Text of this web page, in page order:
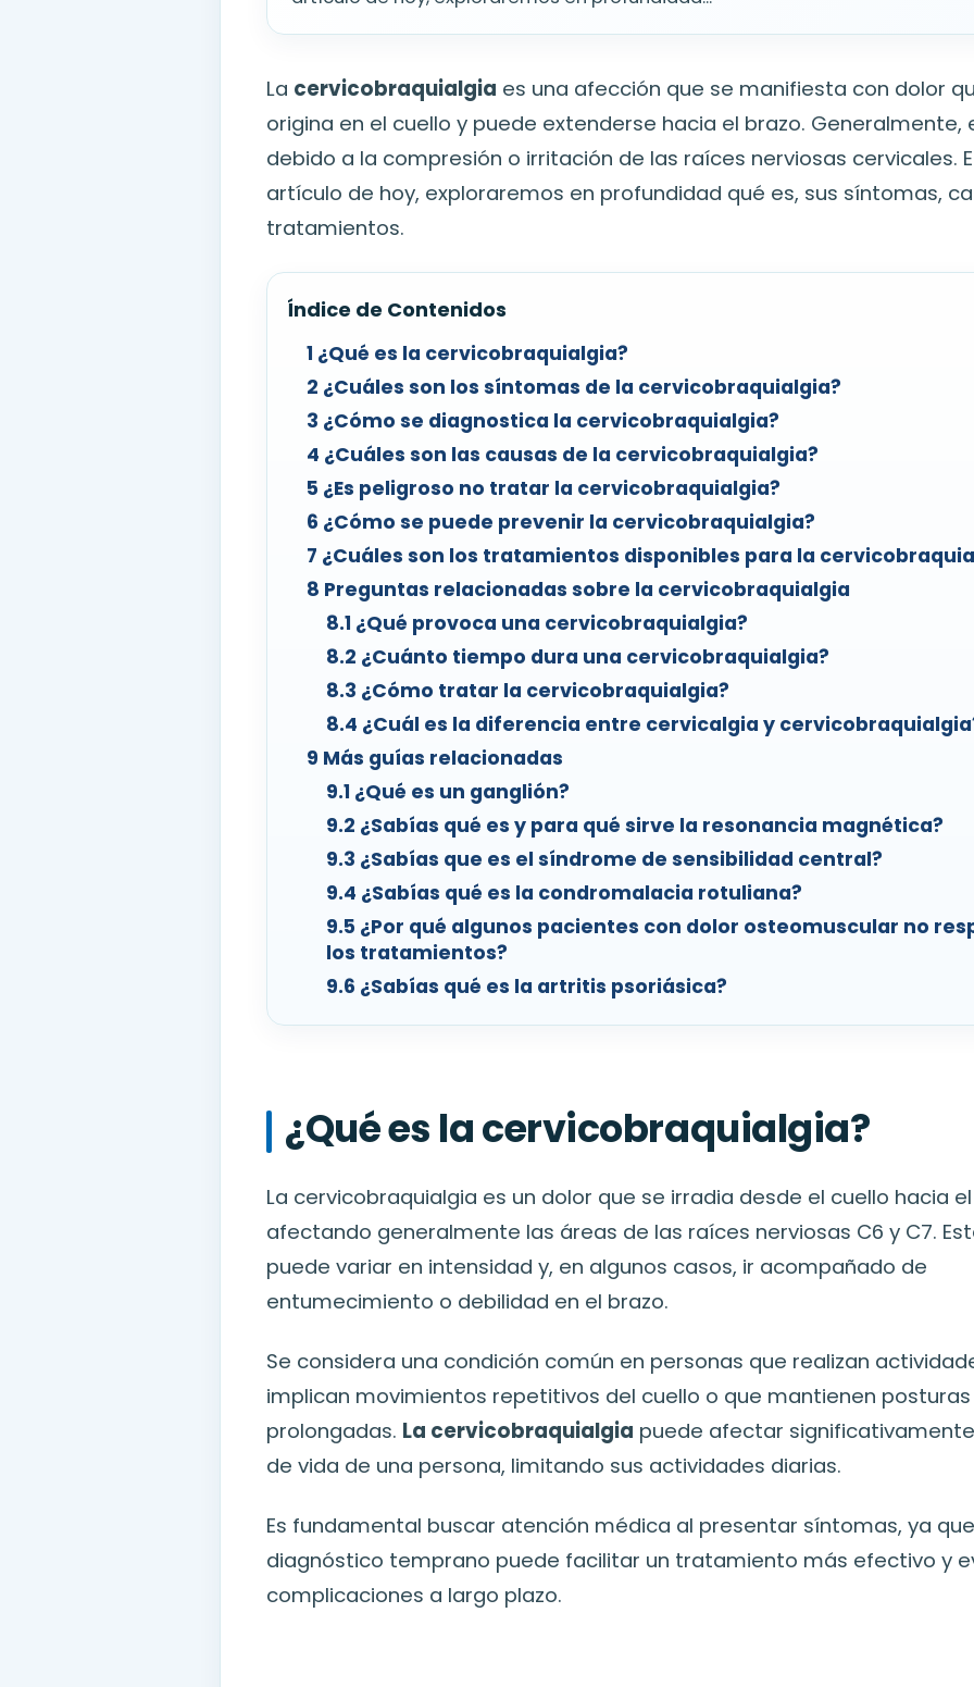
La cervicobraquialgia es una afección que se manifiesta con dolor
origina en el cuello y puede extenderse hacia el brazo. Generalmente,
debido a la compresión o irritación de las raíces nerviosas cervicales.
artículo de hoy, exploraremos en profundidad qué es, sus síntomas,
tratamientos.
Índice de Contenidos
1 ¿Qué es la cervicobraquialgia?
2 ¿Cuáles son los síntomas de la cervicobraquialgia?
3 ¿Cómo se diagnostica la cervicobraquialgia?
4 ¿Cuáles son las causas de la cervicobraquialgia?
5 ¿Es peligroso no tratar la cervicobraquialgia?
6 ¿Cómo se puede prevenir la cervicobraquialgia?
7 ¿Cuáles son los tratamientos disponibles para la
8 Preguntas relacionadas sobre la cervicobraquialgia
8.1 ¿Qué provoca una cervicobraquialgia?
8.2 ¿Cuánto tiempo dura una cervicobraquialgia?
8.3 ¿Cómo tratar la cervicobraquialgia?
8.4 ¿Cuál es la diferencia entre cervicalgia y
9 Más guías relacionadas
9.1 ¿Qué es un ganglión?
9.2 ¿Sabías qué es y para qué sirve la resonancia magnética?
9.3 ¿Sabías que es el síndrome de sensibilidad central?
9.4 ¿Sabías qué es la condromalacia rotuliana?
9.5 ¿Por qué algunos pacientes con dolor osteomuscular no
los tratamientos?
9.6 ¿Sabías qué es la artritis psoriásica?
¿Qué es la cervicobraquialgia?
La cervicobraquialgia es un dolor que se irradia desde el cuello hacia
afectando generalmente las áreas de las raíces nerviosas C6 y C7.
puede variar en intensidad y, en algunos casos, ir acompañado de
entumecimiento o debilidad en el brazo.
Se considera una condición común en personas que realizan
implican movimientos repetitivos del cuello o que mantienen posturas
prolongadas. La cervicobraquialgia puede afectar
de vida de una persona, limitando sus actividades diarias.
Es fundamental buscar atención médica al presentar síntomas, ya
diagnóstico temprano puede facilitar un tratamiento más efectivo y
complicaciones a largo plazo.